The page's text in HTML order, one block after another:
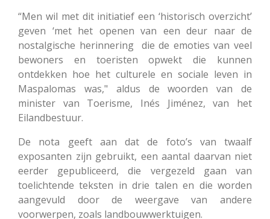
“Men wil met dit initiatief een ‘historisch overzicht’
geven ‘met het openen van een deur naar de
nostalgische herinnering die de emoties van veel
bewoners en toeristen opwekt die kunnen
ontdekken hoe het culturele en sociale leven in
Maspalomas was," aldus de woorden van de
minister van Toerisme, Inés Jiménez, van het
Eilandbestuur.
De nota geeft aan dat de foto’s van twaalf
exposanten zijn gebruikt, een aantal daarvan niet
eerder gepubliceerd, die vergezeld gaan van
toelichtende teksten in drie talen en die worden
aangevuld door de weergave van andere
voorwerpen, zoals landbouwwerktuigen.